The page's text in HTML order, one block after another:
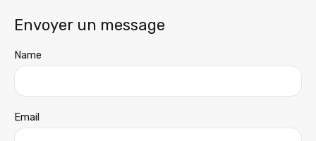
Envoyer un message
Name
Email